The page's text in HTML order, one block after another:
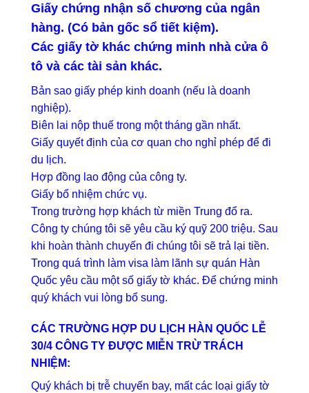
Giấy chứng nhận số chương của ngân
hàng. (Có bản gốc sổ tiết kiệm).
Các giấy tờ khác chứng minh nhà cửa ô
tô và các tài sản khác.
Bản sao giấy phép kinh doanh (nếu là doanh
nghiệp).
Biên lai nộp thuế trong một tháng gần nhất.
Giấy quyết định của cơ quan cho nghỉ phép để đi
du lịch.
Hợp đồng lao động của công ty.
Giấy bổ nhiệm chức vụ.
Trong trường hợp khách từ miền Trung đổ ra.
Công ty chúng tôi sẽ yêu cầu ký quỹ 200 triệu. Sau
khi hoàn thành chuyến đi chúng tôi sẽ trả lại tiền.
Trong quá trình làm visa làm lãnh sự quán Hàn
Quốc yêu cầu một số giấy tờ khác. Để chứng minh
quý khách vui lòng bổ sung.
CÁC TRƯỜNG HỢP DU LỊCH HÀN QUỐC LỄ
30/4 CÔNG TY ĐƯỢC MIỄN TRỪ TRÁCH
NHIỆM:
Quý khách bị trễ chuyến bay, mất các loại giấy tờ